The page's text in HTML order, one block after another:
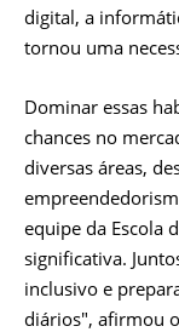
digital, a
tornou uma
Dominar essas
chances no
diversas áreas,
equipe da Escola
significativa.
inclusivo e
diários", afirmou